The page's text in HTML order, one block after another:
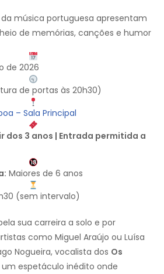
música portuguesa apresentam
de memórias, canções e humor
de 2026
de portas às 20h30)
– Sala Principal
dos 3 anos | Entrada permitida a
Maiores de 6 anos
(sem intervalo)
sua carreira a solo e por
como Miguel Araújo ou Luísa
Nogueira, vocalista dos Os
um espetáculo inédito onde